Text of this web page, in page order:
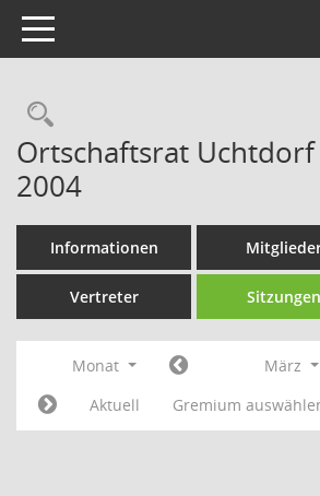
Toggle navigation
Rechercheauswahl
Ortschaftsrat
2004
Informationen
Vertreter Sitzungen
Monat März
Aktuell
Gremium